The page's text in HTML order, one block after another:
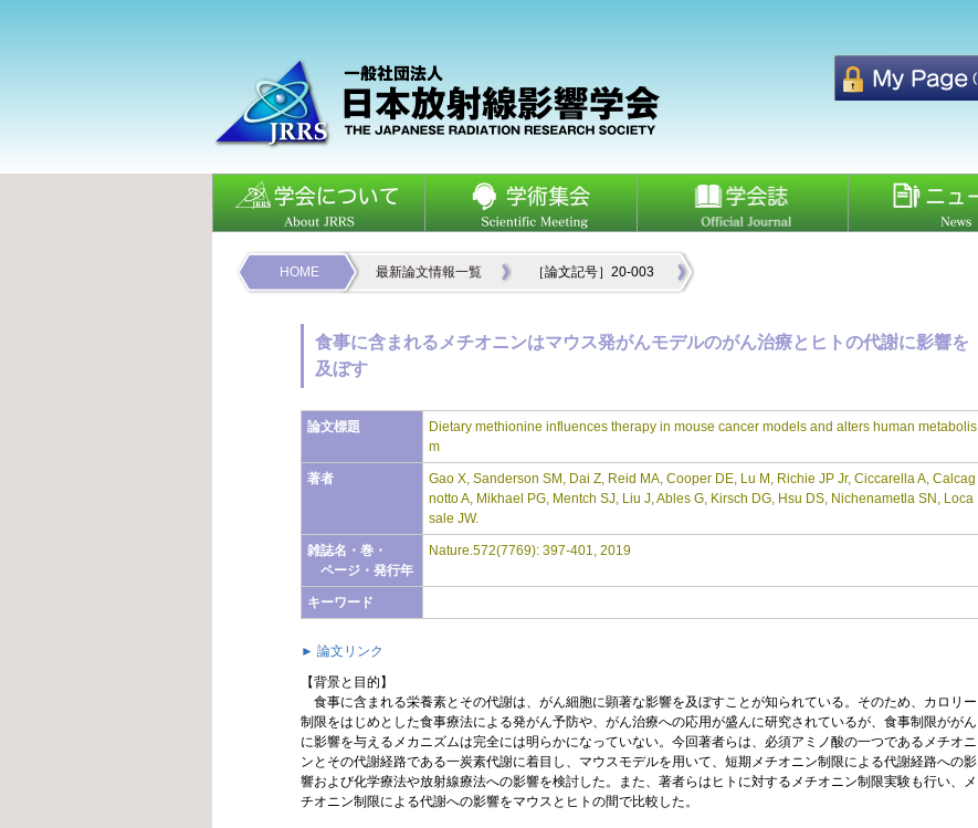
HOME 最新論文情報一覧 ［論文記号］20-003
食事に含まれるメチオニンはマウス発がんモデルのがん治療とヒトの代謝に影響を
及ぼす
論文標題
Dietary methionine influences therapy in mouse cancer models and alters human metabolis
m
著者
Gao X, Sanderson SM, Dai Z, Reid MA, Cooper DE, Lu M, Richie JP Jr, Ciccarella A, Calcag
notto A, Mikhael PG, Mentch SJ, Liu J, Ables G, Kirsch DG, Hsu DS, Nichenametla SN, Loca
sale JW.
雑誌名・巻・
ページ・発行年
Nature.572(7769): 397-401, 2019
キーワード
► 論文リンク
【背景と目的】
食事に含まれる栄養素とその代謝は、がん細胞に顕著な影響を及ぼすことが知られている。そのため、カロリー
制限をはじめとした食事療法による発がん予防や、がん治療への応用が盛んに研究されているが、食事制限ががん
に影響を与えるメカニズムは完全には明らかになっていない。今回著者らは、必須アミノ酸の一つであるメチオニ
ンとその代謝経路である一炭素代謝に着目し、マウスモデルを用いて、短期メチオニン制限による代謝経路への影
響および化学療法や放射線療法への影響を検討した。また、著者らはヒトに対するメチオニン制限実験も行い、メ
チオニン制限による代謝への影響をマウスとヒトの間で比較した。